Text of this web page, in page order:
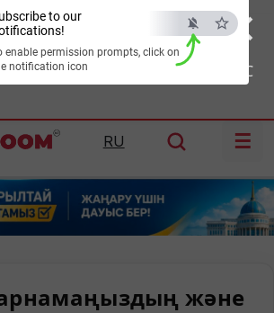
×
ESC
to our
enable permission prompts, click on
notification icon
Алматы: Шымкент:36°C
RU ☰
және